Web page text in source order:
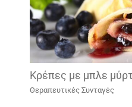
Κρέπες με μπλε
Θεραπευτικές Συνταγές